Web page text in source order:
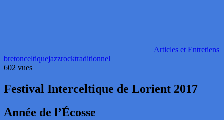
Articles et Entretiens
bretonceltiquejazzrocktraditionnel
602 vues
Festival Interceltique de Lorient 2017
Année de l’Écosse